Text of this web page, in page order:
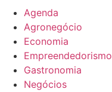
Agenda
Agronegócio
Economia
Empreendedorismo
Gastronomia
Negócios